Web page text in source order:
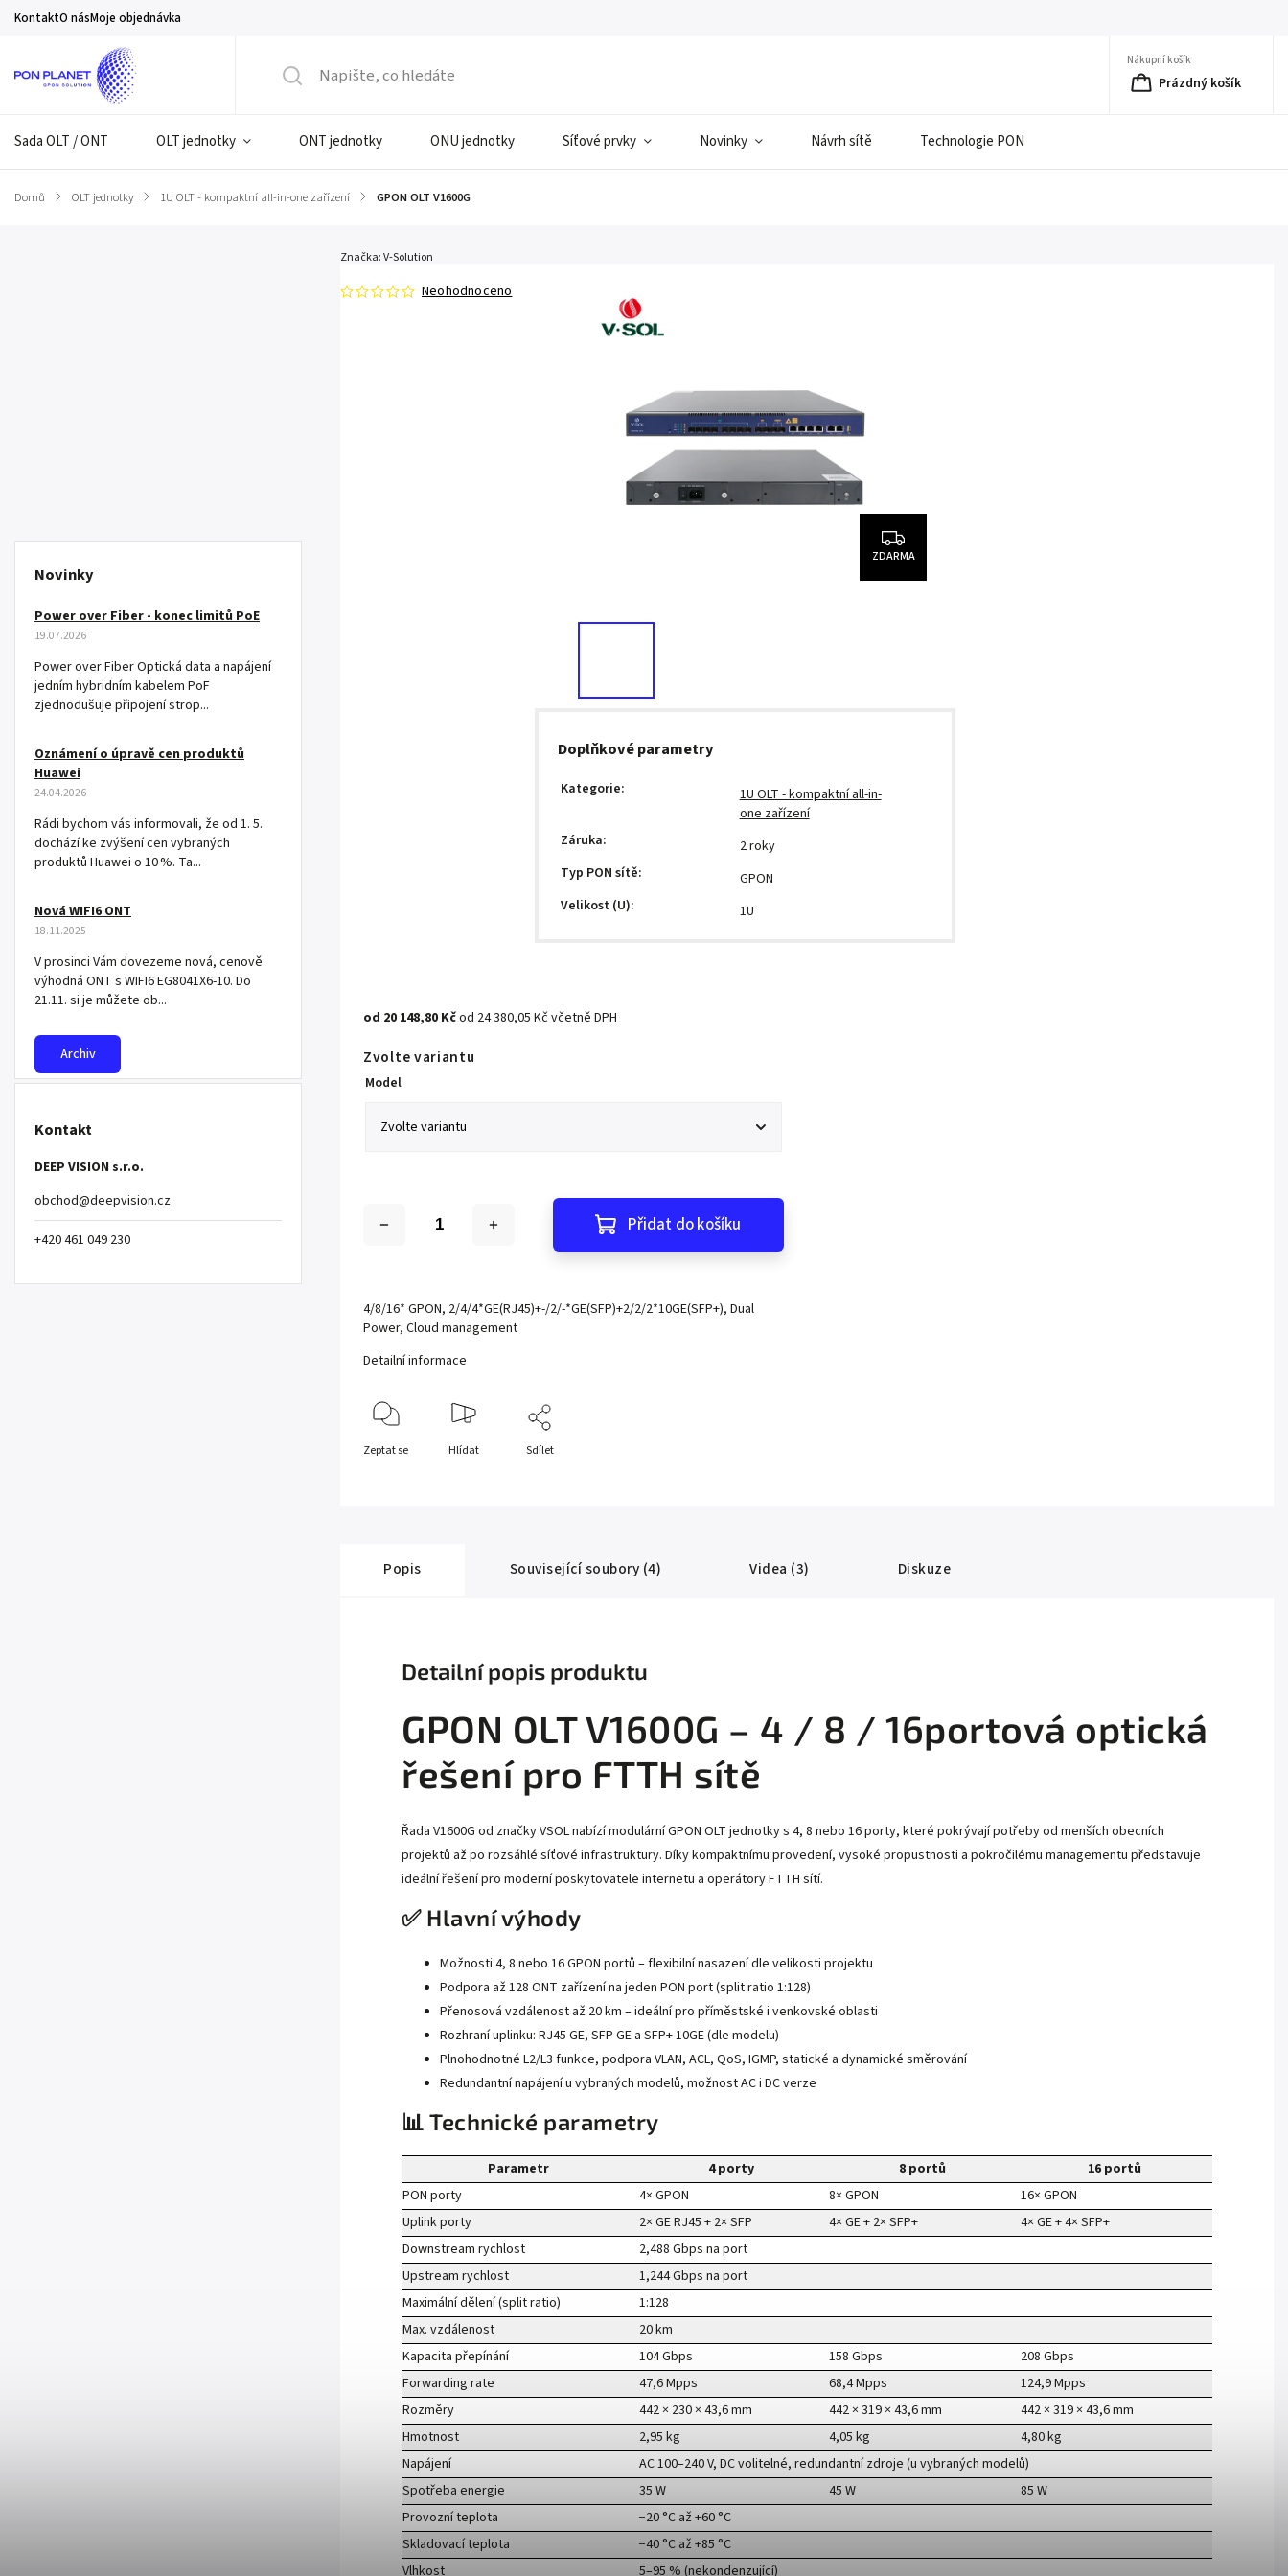
KontaktO násMoje objednávka
Nákupní košík
Prázdný košík
Sada OLT / ONT OLT jednotky ONT jednotky ONU jednotky Síťové prvky Novinky Návrh sítě Technologie PON
Domů / OLT jednotky / 1U OLT - kompaktní all-in-one zařízení / GPON OLT V1600G
Novinky
Power over Fiber - konec limitů PoE
19.07.2026
Power over Fiber Optická data a napájení
jedním hybridním kabelem PoF
zjednodušuje připojení strop...
Oznámení o úpravě cen produktů
Huawei
24.04.2026
Rádi bychom vás informovali, že od 1. 5.
dochází ke zvýšení cen vybraných
produktů Huawei o 10 %. Ta...
Nová WIFI6 ONT
18.11.2025
V prosinci Vám dovezeme nová, cenově
výhodná ONT s WIFI6 EG8041X6-10. Do
21.11. si je můžete ob...
Archiv
Kontakt
DEEP VISION s.r.o.
obchod@deepvision.cz
+420 461 049 230
Neohodnoceno
Značka:V-Solution
ZDARMA
Doplňkové parametry
Kategorie:
1U OLT - kompaktní all-in-
one zařízení
Záruka:
2 roky
Typ PON sítě:
GPON
Velikost (U): 1U
od 20 148,80 Kčod 24 380,05 Kčvčetně DPH
Zvolte variantu
Model
Přidat do košíku
4/8/16* GPON, 2/4/4*GE(RJ45)+-/2/-*GE(SFP)+2/2/2*10GE(SFP+), Dual
Power, Cloud management
Detailní informace
Zeptat se Hlídat Sdílet
Popis Související soubory (4) Videa (3) Diskuze
Detailní popis produktu
GPON OLT V1600G – 4 / 8 / 16portová optická
řešení pro FTTH sítě
Řada V1600G od značky VSOL nabízí modulární GPON OLT jednotky s 4, 8 nebo 16 porty, které pokrývají potřeby od menších obecních
projektů až po rozsáhlé síťové infrastruktury. Díky kompaktnímu provedení, vysoké propustnosti a pokročilému managementu představuje
ideální řešení pro moderní poskytovatele internetu a operátory FTTH sítí.
✅ Hlavní výhody
Možnosti 4, 8 nebo 16 GPON portů – flexibilní nasazení dle velikosti projektu
Podpora až 128 ONT zařízení na jeden PON port (split ratio 1:128)
Přenosová vzdálenost až 20 km – ideální pro příměstské i venkovské oblasti
Rozhraní uplinku: RJ45 GE, SFP GE a SFP+ 10GE (dle modelu)
Plnohodnotné L2/L3 funkce, podpora VLAN, ACL, QoS, IGMP, statické a dynamické směrování
Redundantní napájení u vybraných modelů, možnost AC i DC verze
📊 Technické parametry
Parametr 4 porty 8 portů
16 portů
PON porty
4× GPON 8× GPON
16× GPON
Uplink porty
2× GE RJ45 + 2× SFP 4× GE + 2× SFP+
4× GE + 4× SFP+
Downstream rychlost
2,488 Gbps na port
Upstream rychlost
1,244 Gbps na port
Maximální dělení (split ratio)
1:128
Max. vzdálenost
20 km
Kapacita přepínání
104 Gbps 158 Gbps
208 Gbps
Forwarding rate
47,6 Mpps 68,4 Mpps
124,9 Mpps
Rozměry
442 × 230 × 43,6 mm 442 × 319 × 43,6 mm
442 × 319 × 43,6 mm
Hmotnost
2,95 kg 4,05 kg
4,80 kg
Napájení
AC 100–240 V, DC volitelné, redundantní zdroje (u vybraných modelů)
Spotřeba energie
35 W 45 W
85 W
Provozní teplota
−20 °C až +60 °C
Skladovací teplota
−40 °C až +85 °C
Vlhkost
5–95 % (nekondenzující)